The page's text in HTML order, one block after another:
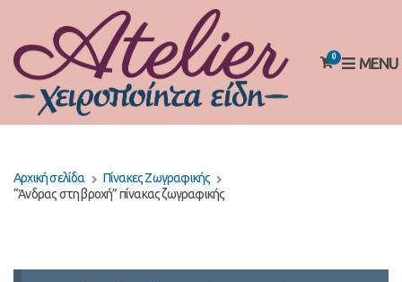
0 MENU
Αρχική σελίδα
Πίνακες Ζωγραφικής
“Άνδρας στη βροχή” πίνακας ζωγραφικής